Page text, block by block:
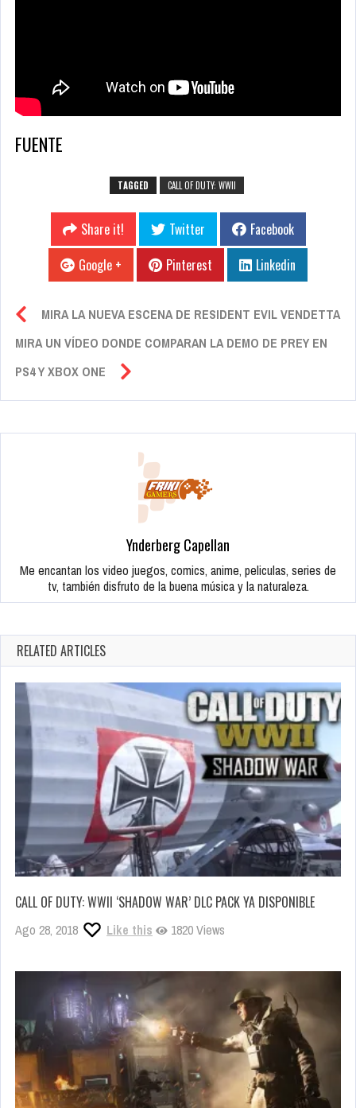
FUENTE
TAGGED CALL OF DUTY: WWII
Share it! Twitter
Facebook
Google +
Pinterest Linkedin
MIRA LA NUEVA ESCENA DE RESIDENT EVIL VENDETTA
MIRA UN VÍDEO DONDE COMPARAN LA DEMO DE PREY EN
PS4 Y XBOX ONE
Ynderberg Capellan
Me encantan los video juegos, comics, anime, peliculas, series de
tv, también disfruto de la buena música y la naturaleza.
RELATED ARTICLES
CALL OF DUTY: WWII ‘SHADOW WAR’ DLC PACK YA DISPONIBLE
Ago 28, 2018 Like this 1820 Views